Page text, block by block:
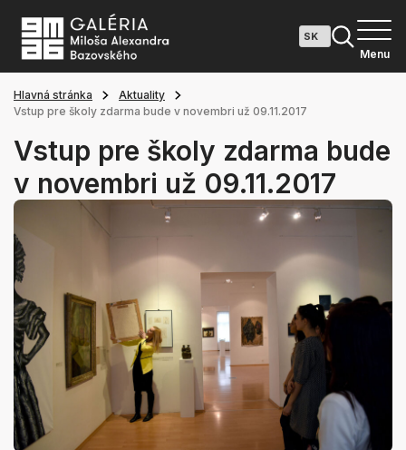
Menu
Hlavná stránka
Aktuality
Vstup pre školy zdarma bude v novembri už 09.11.2017
Vstup pre školy zdarma bude
v novembri už 09.11.2017